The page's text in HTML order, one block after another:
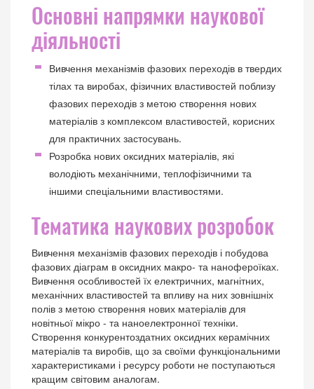
Основні напрямки наукової
діяльності
Вивчення механізмів фазових переходів в твердих
тілах та виробах, фізичних властивостей поблизу
фазових переходів з метою створення нових
матеріалів з комплексом властивостей, корисних
для практичних застосувань.
Розробка нових оксидних матеріалів, які
володіють механічними, теплофізичними та
іншими спеціальними властивостями.
Тематика наукових розробок
Вивчення механізмів фазових переходів і побудова
фазових діаграм в оксидних макро- та нанофероїках.
Вивчення особливостей їх електричних, магнітних,
механічних властивостей та впливу на них зовнішніх
полів з метою створення нових матеріалів для
новітньої мікро - та наноелектронної техніки.
Створення конкурентоздатних оксидних керамічних
матеріалів та виробів, що за своїми функціональними
характеристиками і ресурсу роботи не поступаються
кращим світовим аналогам.